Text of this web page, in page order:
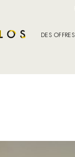
DES OFFRES